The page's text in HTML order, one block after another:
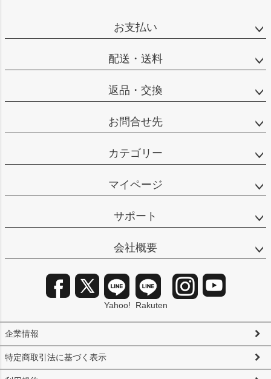
お支払い
配送・送料
返品・交換
お問合せ先
カテゴリー
マイページ
サポート
会社概要
企業情報
特定商取引法に基づく表示
Yahoo! Rakuten